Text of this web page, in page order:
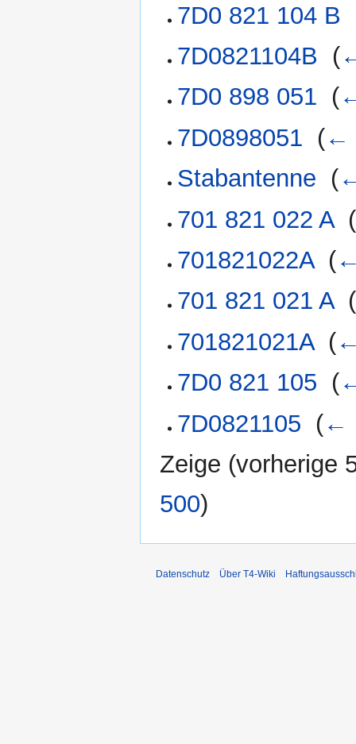
7D0 821 104 B
7D0821104B
(
7D0 898 051 (
7D0898051 (←
Stabantenne (
701 821 022 A‎ (
701821022A‎ (
701 821 021 A‎ (
701821021A‎ (
7D0 821 105 (
7D0821105 (←
Zeige (vorherige
500)
Datenschutz Über T4-Wiki